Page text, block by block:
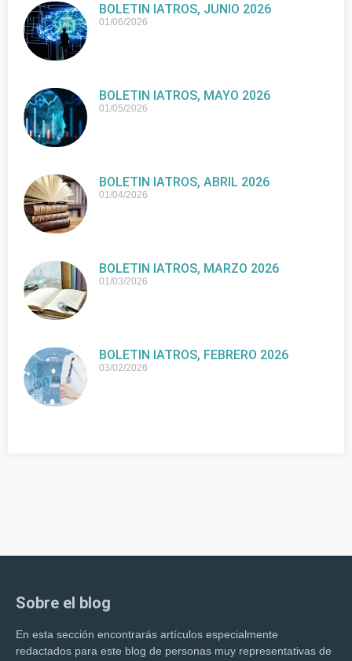
BOLETIN IATROS, JUNIO 2026
01/06/2026
BOLETIN IATROS, MAYO 2026
01/05/2026
BOLETIN IATROS, ABRIL 2026
01/04/2026
BOLETIN IATROS, MARZO 2026
01/03/2026
BOLETIN IATROS, FEBRERO 2026
03/02/2026
Sobre el blog
En esta sección encontrarás artículos especialmente
redactados para este blog de personas muy representativas de